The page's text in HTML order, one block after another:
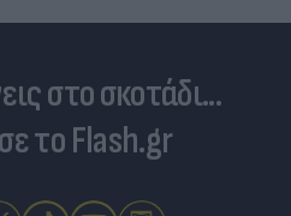
στο σκοτάδι...
το Flash.gr